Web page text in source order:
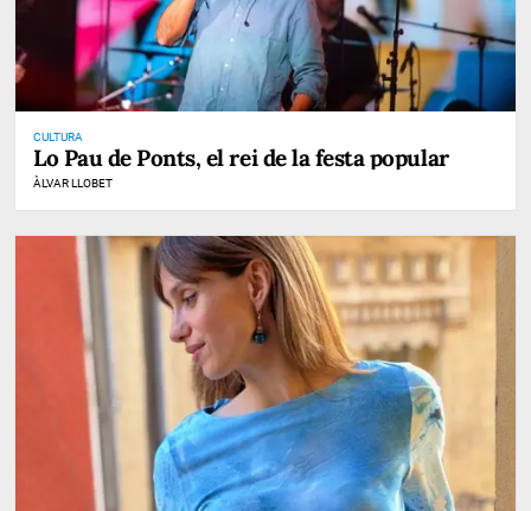
CULTURA
Lo Pau de Ponts, el rei de la festa popular
ÀLVAR LLOBET